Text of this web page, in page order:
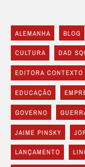
ALEMANHA BLOG
CULTURA DAD
EDITORA CONTEXTO
EDUCAÇÃO
GOVERNO
JAIME PINSKY
LANÇAMENTO